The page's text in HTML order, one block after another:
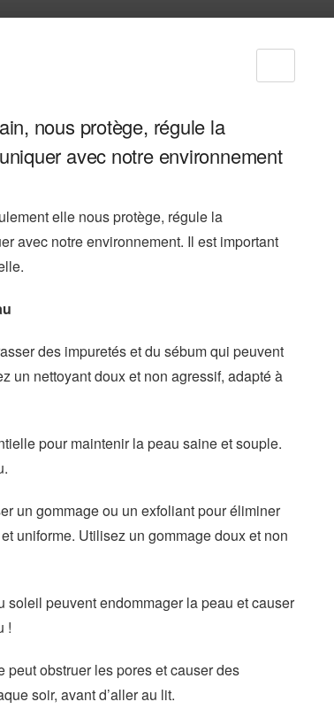
nous protège, régule la
avec notre environnement
elle nous protège, régule la
avec notre environnement. Il est important
des impuretés et du sébum qui peuvent
un nettoyant doux et non agressif, adapté à
pour maintenir la peau saine et souple.
un gommage ou un exfoliant pour éliminer
uniforme. Utilisez un gommage doux et non
soleil peuvent endommager la peau et causer
!
peut obstruer les pores et causer des
soir, avant d’aller au lit.